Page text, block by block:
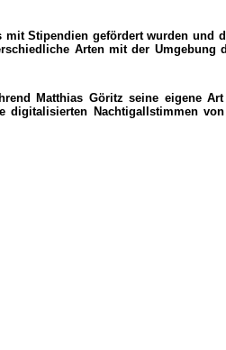
mit Stipendien gefördert wurden und
Arten mit der Umgebung
Matthias Göritz seine eigene
Nachtigallstimmen